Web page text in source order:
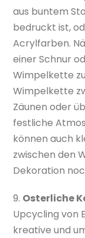
aus buntem
bedruckt ist,
Acrylfarben.
einer Schnur
Wimpelkette
Wimpelkette
Zäunen oder
festliche
können auch
zwischen den
Dekoration
9. Osterliche
Upcycling von
kreative und